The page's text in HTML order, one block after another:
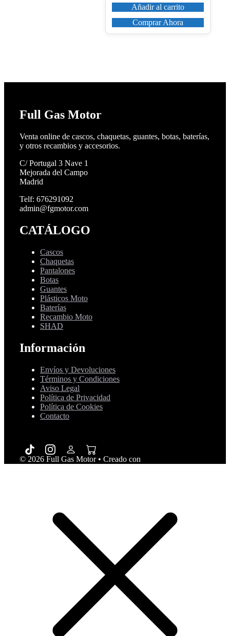
Añadir al carrito
Comprar Ahora
Full Gas Motor
Venta online de cascos, chaquetas, guantes, botas, baterías,
y otros recambios y accesorios.
C/ Portugal 3 Nave 1
Mejorada del Campo
Madrid
Telf: 676291092
admin@fgmotor.com
CATÁLOGO
Cascos
Chaquetas
Pantalones
Botas
Guantes
Plásticos Moto
Baterías
Recambio Moto
SHAD
Información
Envíos y Devoluciones
Términos y Condiciones
Aviso Legal
Política de Privacidad
Política de Cookies
Contacto
© 2026 Full Gas Motor• Creado con